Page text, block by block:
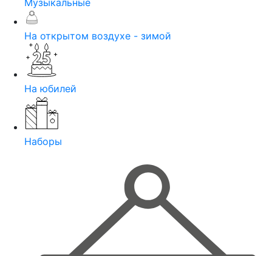
Музыкальные
На открытом воздухе - зимой
На юбилей
Наборы